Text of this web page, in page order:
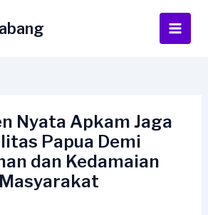
Main
Nyata Apkam Jaga
Papua Demi
dan Kedamaian
Masyarakat